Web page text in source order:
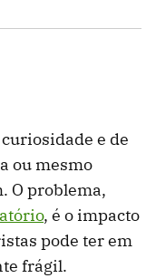
e de
ou mesmo
O problema,
, é o impacto
pode ter em
frágil.